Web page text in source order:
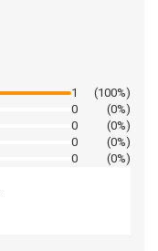
1
(100%)
0
(0%)
0
(0%)
0
(0%)
0 (0%)